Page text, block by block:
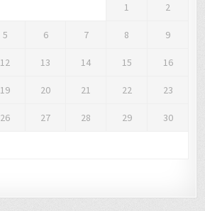
1 2
5 6 7 8 9
12 13 14 15 16
19 20 21 22 23
26 27 28 29 30